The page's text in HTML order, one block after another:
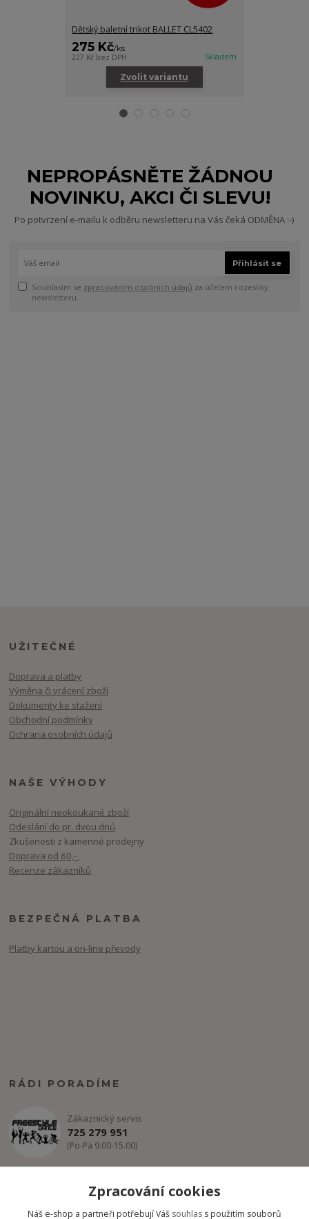
Dětský baletní trikot BALLET CL5402
275 Kč/ks
227 Kč bez DPH Skladem
Zvolit variantu
NEPROPÁSNĚTE ŽÁDNOU
NOVINKU, AKCI ČI SLEVU!
Po potvrzení e-mailu k odběru newsletteru na Vás čeká ODMĚNA :-)
Přihlásit se
Souhlasím se zpracováním osobních údajů za účelem rozesílky
newsletteru.
UŽITEČNÉ
Doprava a platby
Výměna či vrácení zboží
Dokumenty ke stažení
Obchodní podmínky
Ochrana osobních údajů
NAŠE VÝHODY
Originální neokoukané zboží
Odeslání do pr. dvou dnů
Zkušenosti z kamenné prodejny
Doprava od 60,-
Recenze zákazníků
BEZPEČNÁ PLATBA
Platby kartou a on-line převody
RÁDI PORADÍME
Zákaznický servis
725 279 951
(Po-Pá 9:00-15.00)
Zpracování cookies
Náš e-shop a partneři potřebují Váš souhlas s použitím souborů